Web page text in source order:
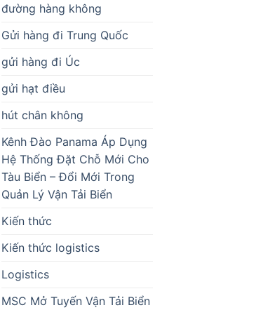
đường hàng không
Gửi hàng đi Trung Quốc
gửi hàng đi Úc
gửi hạt điều
hút chân không
Kênh Đào Panama Áp Dụng
Hệ Thống Đặt Chỗ Mới Cho
Tàu Biển – Đổi Mới Trong
Quản Lý Vận Tải Biển
Kiến thức
Kiến thức logistics
Logistics
MSC Mở Tuyến Vận Tải Biển